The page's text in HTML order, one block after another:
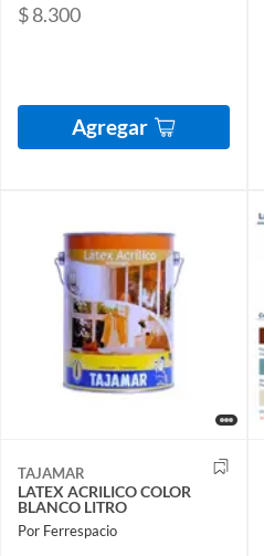
$ 8.300
Agregar
TAJAMAR
LATEX ACRILICO COLOR
BLANCO LITRO
Por Ferrespacio